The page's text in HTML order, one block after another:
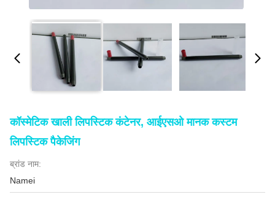
कॉस्मेटिक खाली लिपस्टिक कंटेनर, आईएसओ मानक कस्टम
लिपस्टिक पैकेजिंग
ब्रांड नाम:
Namei